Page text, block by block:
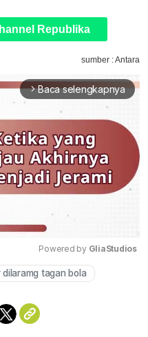
Republika
sumber : Antara
arrow_forward_ios Baca selengkapnya
Mute
Powered by GliaStudios
dilaramg tagan bola